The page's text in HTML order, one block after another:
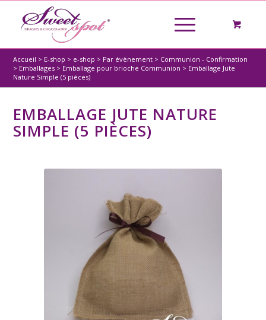
Accueil > E-shop > e-shop > Par évènement > Communion - Confirmation
> Emballages > Emballage pour brioche Communion > Emballage Jute
Nature Simple (5 pièces)
EMBALLAGE JUTE NATURE
SIMPLE (5 PIÈCES)